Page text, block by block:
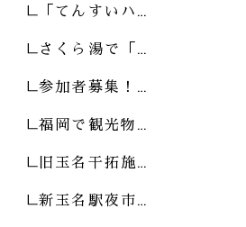
「てんすいハ…
さくら湯で「…
参加者募集！…
福岡で観光物…
旧玉名干拓施…
新玉名駅夜市…